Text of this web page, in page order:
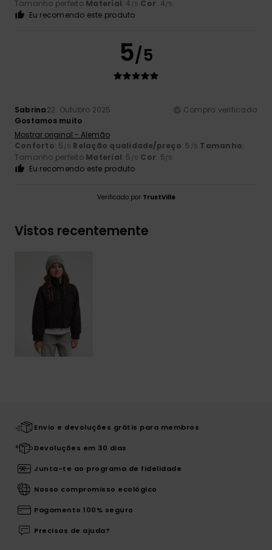
Tamanho perfeito Material: 4 /5 Cor: 4/5
Eu recomendo este produto
5/5
Sabrina22. Outubro 2025
Compra verificada
Gostamos muito
Mostrar original - Alemão
Conforto: 5 /5 Relação qualidade/preço: 5 /5 Tamanho:
Tamanho perfeito Material: 5 /5 Cor: 5/5
Eu recomendo este produto
Verificado por TrustVille
Vistos recentemente
Envio e devoluções grátis para membros
Devoluções em 30 dias
Junta-te ao programa de fidelidade
Nosso compromisso ecológico
Pagamento 100% seguro
Precisas de ajuda?